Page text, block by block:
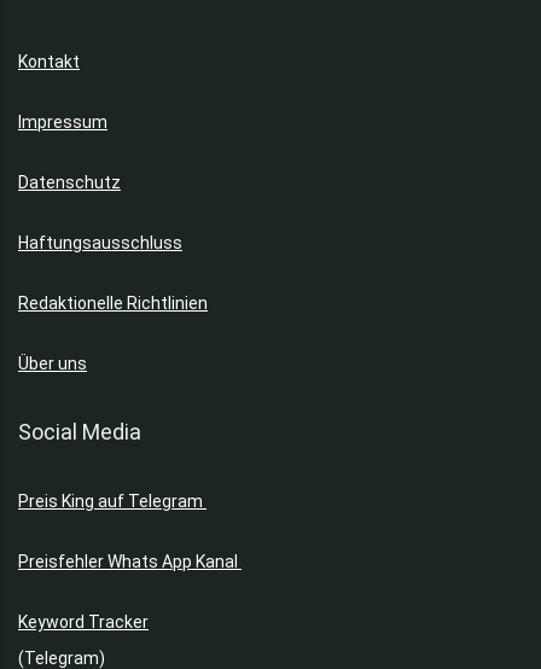
Lufterfrischer
Mikrowellen
Möbel
Monitore
Mund- & Zahnpflege
Pools
Preisfehler
Rasenmäher
Rauchmelder
Reebok Schuhe
Kontakt
Impressum
Datenschutz
Haftungsausschluss
Redaktionelle Richtlinien
Über uns
Social Media
Preis King auf Telegram
Preisfehler Whats App Kanal
Keyword Tracker
(Telegram)